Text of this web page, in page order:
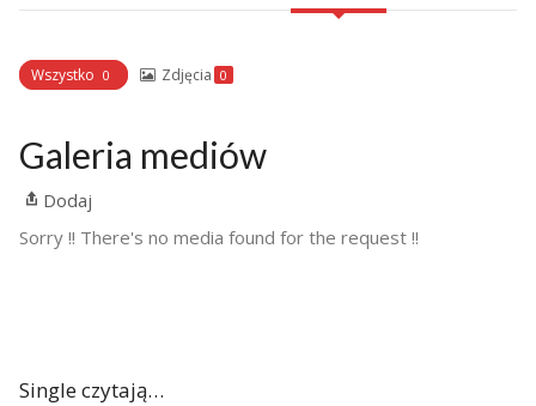
Wszystko 0 Zdjęcia 0
Galeria mediów
Dodaj
Sorry !! There's no media found for the request !!
Single czytają…